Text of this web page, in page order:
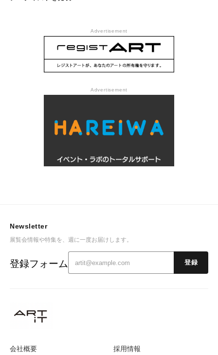
Advertisement
Advertisement
会社概要 採用情報
Newsletter
展覧会情報や特集を、週に一度お届けします。
登録フォーム 登録